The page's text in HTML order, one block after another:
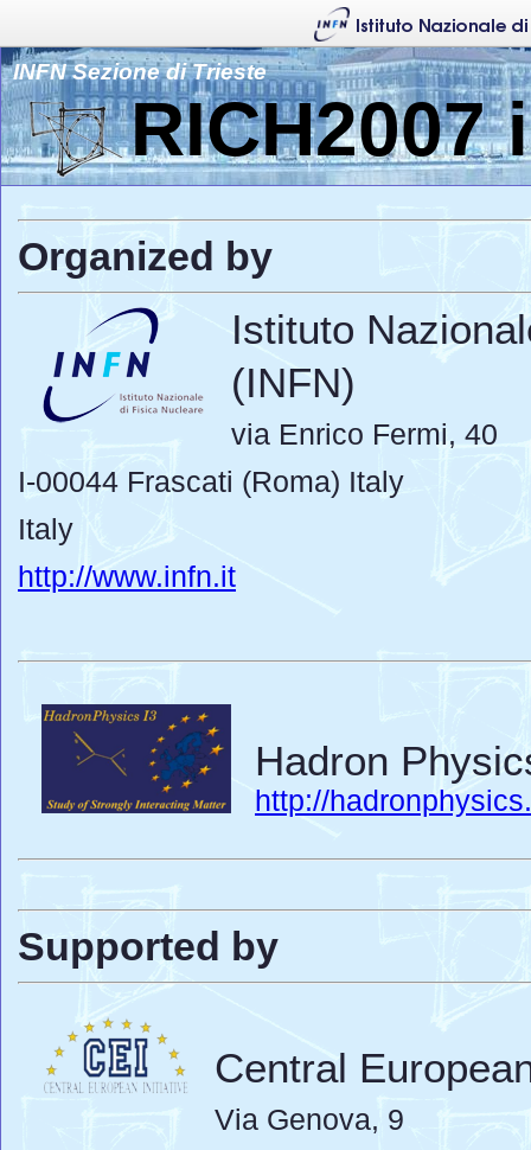
INFN Sezione di Trieste
RICH2007
Organized by
Istituto
(INFN)
via Enrico Fermi, 40
I-00044 Frascati (Roma) Italy
Italy
http://www.infn.it
Hadron
http://
Supported by
Central
Via Genova, 9